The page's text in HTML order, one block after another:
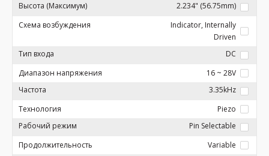
Высота (Максимум)
2.234" (56.75mm)
Схема возбуждения
Indicator, Internally
Driven
Тип входа
DC
Диапазон напряжения
16 ~ 28V
Частота
3.35kHz
Технология
Piezo
Рабочий режим
Pin Selectable
Продолжительность
Variable